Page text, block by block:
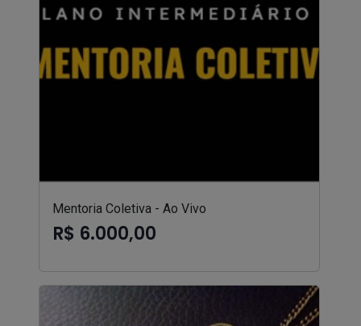
Mentoria Coletiva - Ao Vivo
R$ 6.000,00